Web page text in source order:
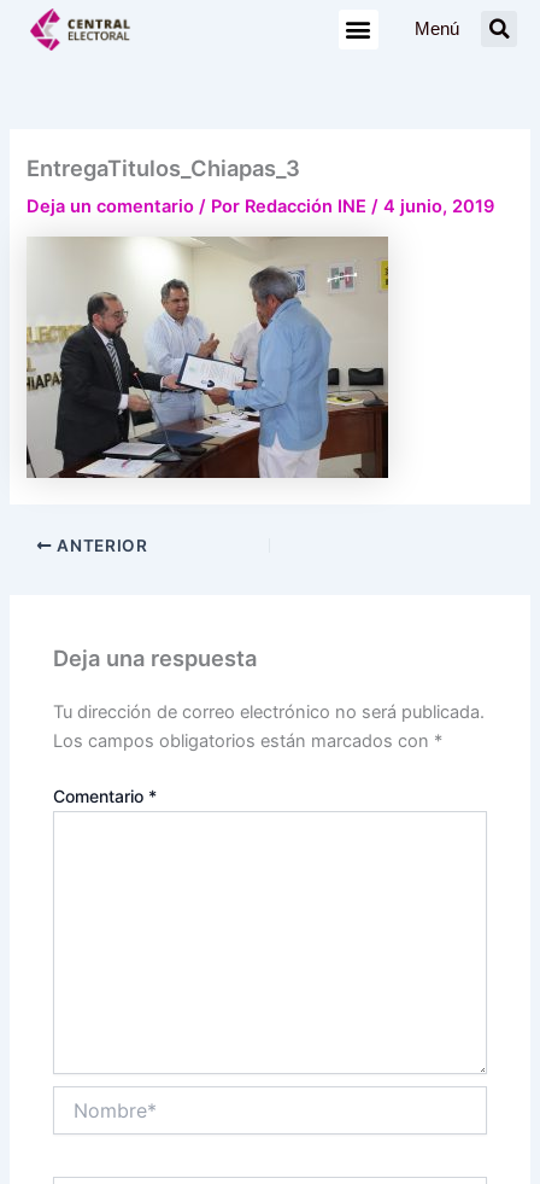
Menú
EntregaTitulos_Chiapas_3
Deja un comentario / Por Redacción INE/4 junio, 2019
ANTERIOR
Deja una respuesta
Tu dirección de correo electrónico no será publicada.
Los campos obligatorios están marcados con *
Comentario *